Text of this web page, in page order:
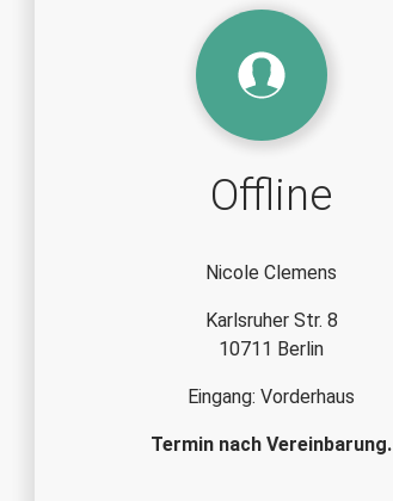
Offline
Nicole Clemens
Karlsruher Str. 8
10711 Berlin
Eingang: Vorderhaus
Termin nach Vereinbarung.